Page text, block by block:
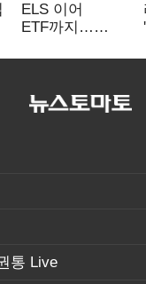
ELS 이어
ETF까지…
제동 걸린 은행
통 Live